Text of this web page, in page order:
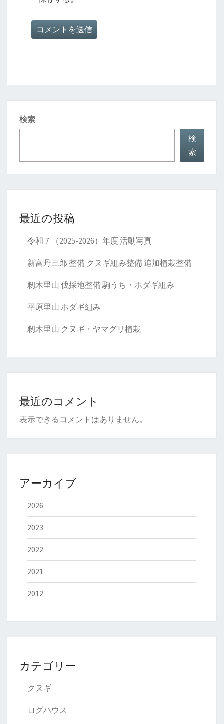
検索
検
索
最近の投稿
令和７（2025-2026）年度 活動写真
新富丹三郎 整備 クヌギ組み整備 追加植栽整備
籾木里山 伐採地整備 駒うち・ホダギ組み
平原里山 ホダギ組み
籾木里山 クヌギ・ヤマグリ植栽
最近のコメント
表示できるコメントはありません。
アーカイブ
2026
2023
2022
2021
2012
カテゴリー
クヌギ
ログハウス